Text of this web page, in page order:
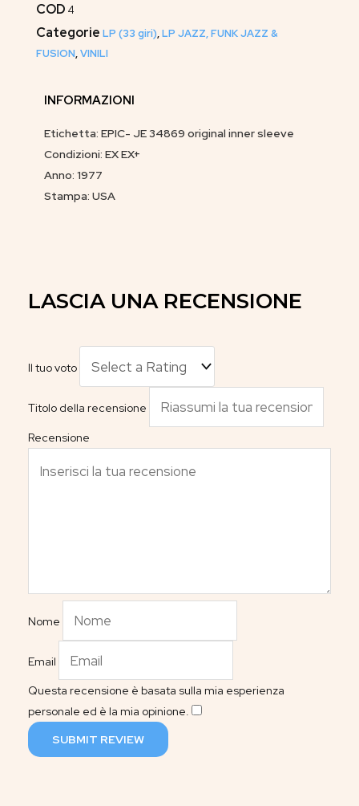
COD 4
Categorie LP (33 giri),LP JAZZ, FUNK JAZZ &
FUSION,VINILI
INFORMAZIONI
Etichetta: EPIC- JE 34869 original inner sleeve
Condizioni: EX EX+
Anno: 1977
Stampa: USA
LASCIA UNA RECENSIONE
Il tuo voto
Titolo della recensione
Recensione
Nome
Email
Questa recensione è basata sulla mia esperienza
personale ed è la mia opinione.
SUBMIT REVIEW